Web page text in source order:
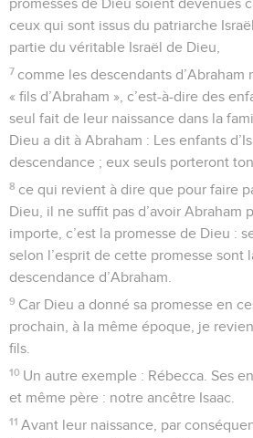
promesses de Dieu soient devenues
ceux qui sont issus du patriarche
partie du véritable Israël de Dieu,
7 comme les descendants d’Abraham
« fils d’Abraham », c’est-à-dire des
seul fait de leur naissance dans la
Dieu a dit à Abraham : Les enfants
descendance ; eux seuls porteront ton
8 ce qui revient à dire que pour faire
Dieu, il ne suffit pas d’avoir Abraham
importe, c’est la promesse de Dieu :
selon l’esprit de cette promesse sont
descendance d’Abraham.
9 Car Dieu a donné sa promesse en
prochain, à la même époque, je
fils.
10 Un autre exemple : Rébecca. Ses
et même père : notre ancêtre Isaac.
11 Avant leur naissance, par